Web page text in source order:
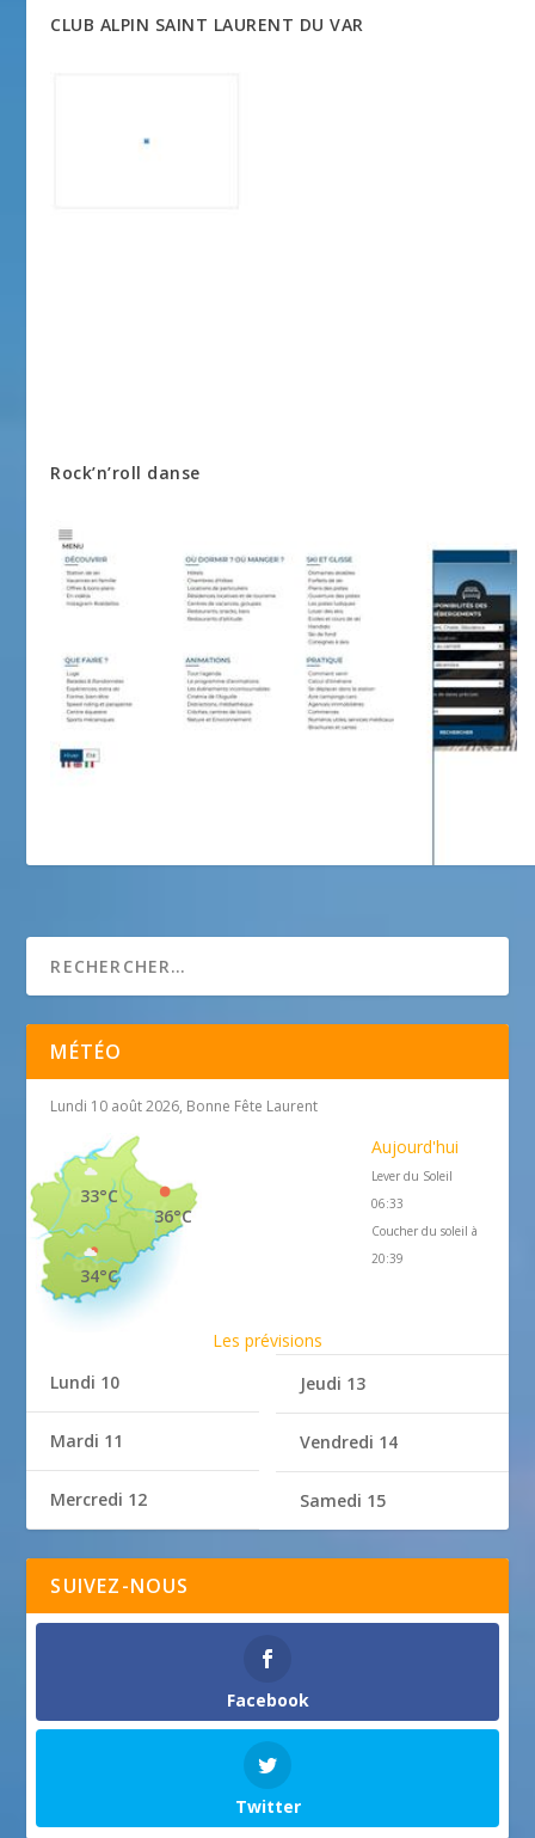
CLUB ALPIN SAINT LAURENT DU VAR
Rock’n’roll danse
MÉTÉO
Lundi 10 août 2026, Bonne Fête Laurent
36°C
33°C
34°C
Aujourd'hui
Lever du Soleil
06:33
Coucher du soleil à
20:39
Les prévisions
Lundi 10
Mardi 11
Mercredi 12
Jeudi 13
Vendredi 14
Samedi 15
SUIVEZ-NOUS
Facebook
Twitter